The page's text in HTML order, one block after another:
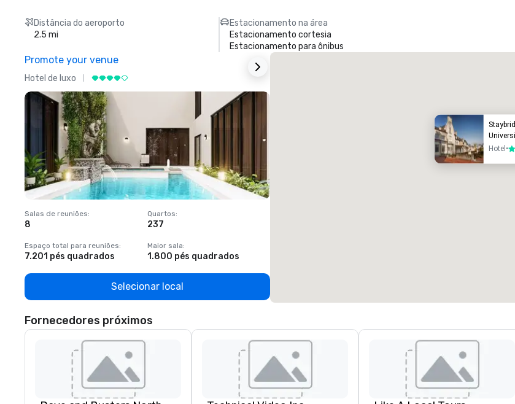
Distância do aeroporto
2.5 mi
Estacionamento na área
Estacionamento cortesia
Estacionamento para ônibus
Promote your venue
Hotel de luxo
Salas de reuniões:
8
Quartos:
237
Espaço total para reuniões:
7.201 pés quadrados
Maior sala:
1.800 pés quadrados
Selecionar local
Hotel •3
Fornecedores próximos